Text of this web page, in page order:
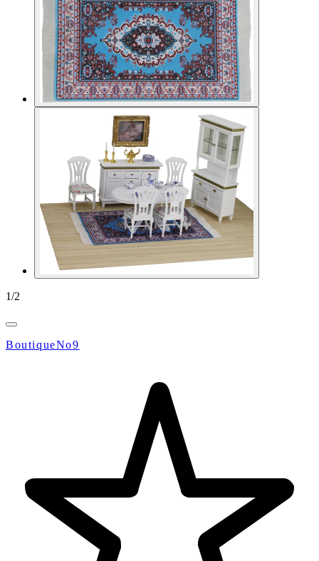
1/2
BoutiqueNo9